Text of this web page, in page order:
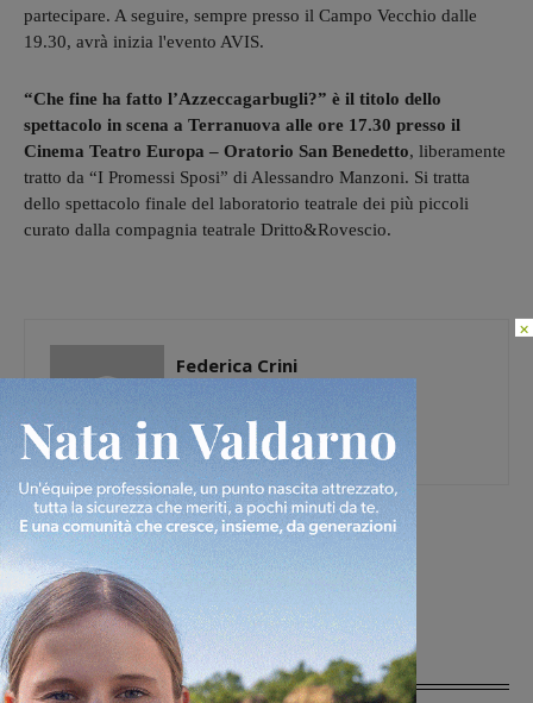
Articoli correlati
partecipare. A seguire, sempre presso il Campo Vecchio dalle
19.30, avrà inizia l'evento AVIS.
“Che fine ha fatto l’Azzeccagarbugli?” è il titolo dello
spettacolo in scena a Terranuova alle ore 17.30 presso il
Cinema Teatro Europa – Oratorio San Benedetto, liberamente
tratto da “I Promessi Sposi” di Alessandro Manzoni. Si tratta
dello spettacolo finale del laboratorio teatrale dei più piccoli
curato dalla compagnia teatrale Dritto&Rovescio.
Federica Crini
[rp4wp limit=4]
×